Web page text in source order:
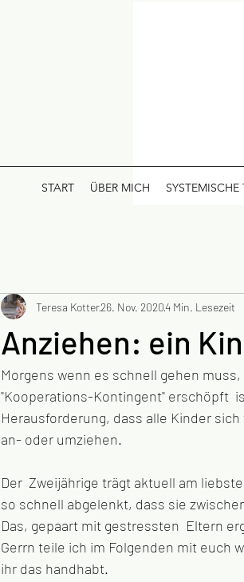
START ÜBER MICH SYSTEMISCHE
Anziehen: ein
Teresa Kotter26. Nov. 20204 Min. Lesezeit
Morgens wenn es schnell gehen
"Kooperations-Kontingent" erschöpft
Herausforderung, dass alle Kinder
an- oder umziehen.
Der  Zweijährige trägt aktuell am
so schnell abgelenkt, dass sie
Das, gepaart mit gestressten  Eltern
Gerrn teile ich im Folgenden mit euch
ihr das handhabt.